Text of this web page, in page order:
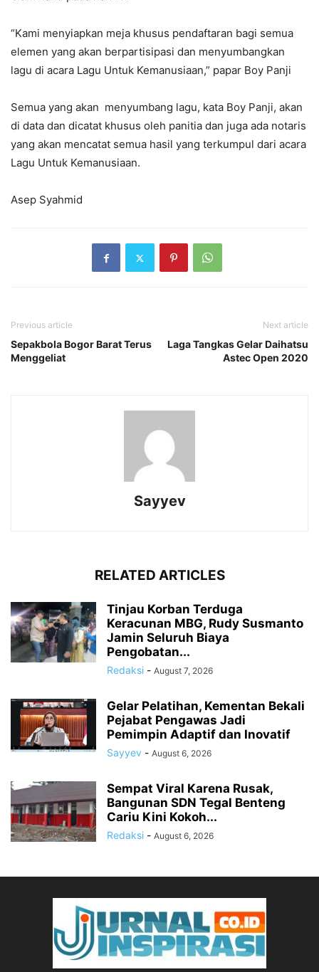
“Kami menyiapkan meja khusus pendaftaran bagi semua
elemen yang akan berpartisipasi dan menyumbangkan
lagu di acara Lagu Untuk Kemanusiaan,” papar Boy Panji
Semua yang akan menyumbang lagu, kata Boy Panji, akan
di data dan dicatat khusus oleh panitia dan juga ada notaris
yang akan mencatat semua hasil yang terkumpul dari acara
Lagu Untuk Kemanusiaan.
Asep Syahmid
Previous article
Sepakbola Bogor Barat Terus
Menggeliat
Next article
Laga Tangkas Gelar Daihatsu
Astec Open 2020
Sayyev
RELATED ARTICLES
Tinjau Korban Terduga
Keracunan MBG, Rudy Susmanto
Jamin Seluruh Biaya
Pengobatan...
Redaksi - August 7, 2026
Gelar Pelatihan, Kementan Bekali
Pejabat Pengawas Jadi
Pemimpin Adaptif dan Inovatif
Sayyev - August 6, 2026
Sempat Viral Karena Rusak,
Bangunan SDN Tegal Benteng
Cariu Kini Kokoh...
Redaksi - August 6, 2026